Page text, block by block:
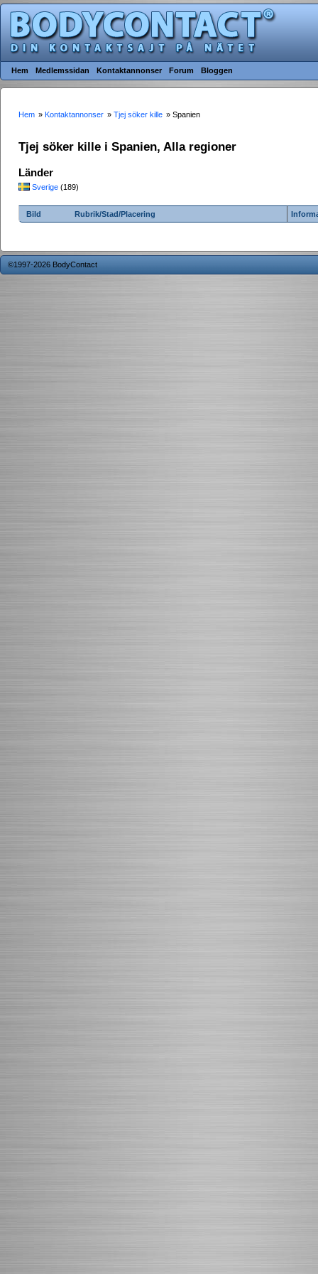
Hem Medlemssidan Kontaktannonser Forum Bloggen
Hem » Kontaktannonser » Tjej söker kille » Spanien
Tjej söker kille i Spanien, Alla regioner
Länder
Sverige (189)
Bild Rubrik/Stad/Placering
©1997-2026 BodyContact